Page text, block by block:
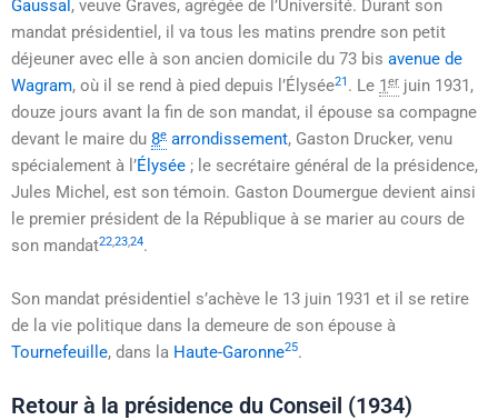
Gaussal , veuve Graves, agrégée de l’Université. Durant son
mandat présidentiel, il va tous les matins prendre son petit
déjeuner avec elle à son ancien domicile du 73 bis avenue de
Wagram, où il se rend à pied depuis l’Élysée21 . Le 1 er juin 1931 ,
douze jours avant la fin de son mandat, il épouse sa compagne
devant le maire du 8e arrondissement, Gaston Drucker, venu
spécialement à l’Élysée ; le secrétaire général de la présidence,
Jules Michel, est son témoin. Gaston Doumergue devient ainsi
le premier président de la République à se marier au cours de
son mandat22,23,24.
Son mandat présidentiel s’achève le 13 juin 1931 et il se retire
de la vie politique dans la demeure de son épouse à
Tournefeuille, dans la Haute-Garonne25.
Retour à la présidence du Conseil (1934)